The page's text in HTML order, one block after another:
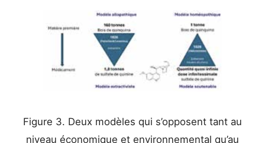
Figure 3. Deux modèles qui s’opposent tant au
niveau économique et environnemental qu’au